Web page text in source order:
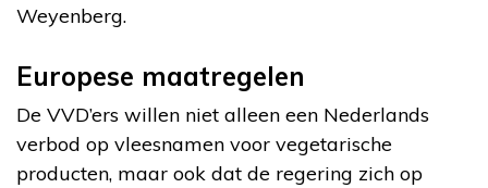
Weyenberg.
Europese maatregelen
De VVD’ers willen niet alleen een Nederlands
verbod op vleesnamen voor vegetarische
producten, maar ook dat de regering zich op